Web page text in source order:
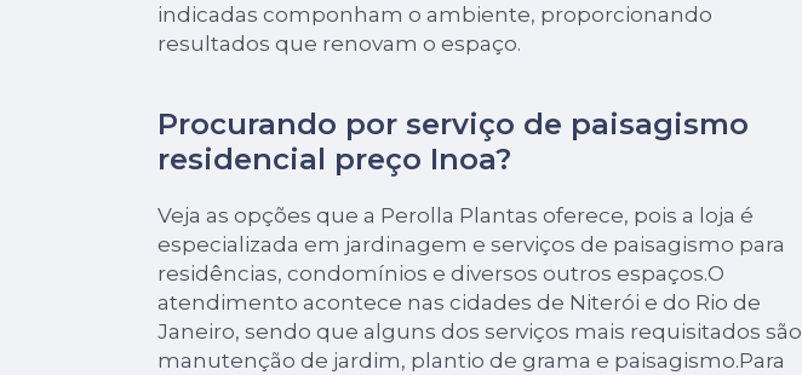
indicadas componham o ambiente, proporcionando
resultados que renovam o espaço.
Procurando por serviço de paisagismo
residencial preço Inoa?
Veja as opções que a Perolla Plantas oferece, pois a loja é
especializada em jardinagem e serviços de paisagismo para
residências, condomínios e diversos outros espaços.O
atendimento acontece nas cidades de Niterói e do Rio de
Janeiro, sendo que alguns dos serviços mais requisitados são
manutenção de jardim, plantio de grama e paisagismo.Para